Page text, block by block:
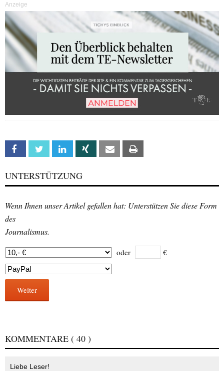
Anzeige
Facebook Twitter Linkedin Xing Email
UNTERSTÜTZUNG
Wenn Ihnen unser Artikel gefallen hat: Unterstützen Sie diese Form
des
Journalismus.
oder €
Weiter
KOMMENTARE ( 40 )
Liebe Leser!